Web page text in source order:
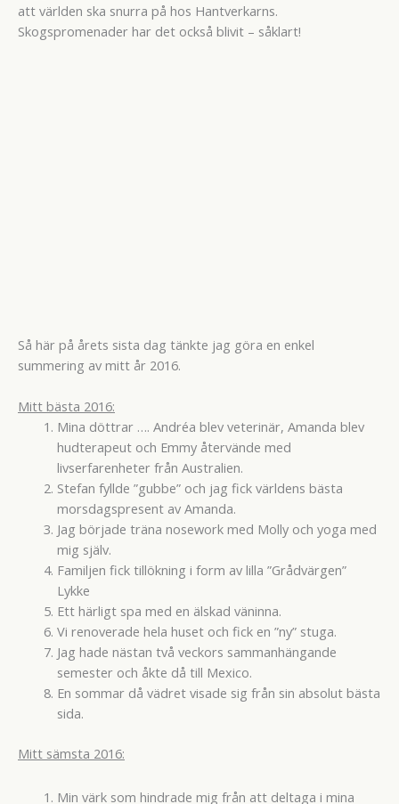
att världen ska snurra på hos Hantverkarns.
Skogspromenader har det också blivit – såklart!
Så här på årets sista dag tänkte jag göra en enkel
summering av mitt år 2016.
Mitt bästa 2016:
Mina döttrar …. Andréa blev veterinär, Amanda blev
hudterapeut och Emmy återvände med
livserfarenheter från Australien.
Stefan fyllde ”gubbe” och jag fick världens bästa
morsdagspresent av Amanda.
Jag började träna nosework med Molly och yoga med
mig själv.
Familjen fick tillökning i form av lilla ”Grådvärgen”
Lykke
Ett härligt spa med en älskad väninna.
Vi renoverade hela huset och fick en ”ny” stuga.
Jag hade nästan två veckors sammanhängande
semester och åkte då till Mexico.
En sommar då vädret visade sig från sin absolut bästa
sida.
Mitt sämsta 2016:
Min värk som hindrade mig från att deltaga i mina